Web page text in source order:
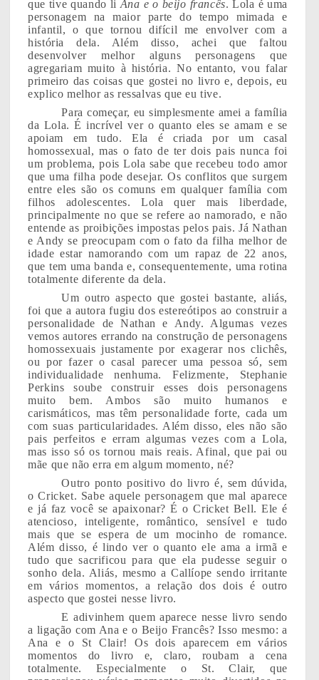
que tive quando li Ana e o beijo francês. Lola é uma
personagem na maior parte do tempo mimada e
infantil, o que tornou difícil me envolver com a
história dela. Além disso, achei que faltou
desenvolver melhor alguns personagens que
agregariam muito à história. No entanto, vou falar
primeiro das coisas que gostei no livro e, depois, eu
explico melhor as ressalvas que eu tive.
Para começar, eu simplesmente amei a família
da Lola. É incrível ver o quanto eles se amam e se
apoiam em tudo. Ela é criada por um casal
homossexual, mas o fato de ter dois pais nunca foi
um problema, pois Lola sabe que recebeu todo amor
que uma filha pode desejar. Os conflitos que surgem
entre eles são os comuns em qualquer família com
filhos adolescentes. Lola quer mais liberdade,
principalmente no que se refere ao namorado, e não
entende as proibições impostas pelos pais. Já Nathan
e Andy se preocupam com o fato da filha melhor de
idade estar namorando com um rapaz de 22 anos,
que tem uma banda e, consequentemente, uma rotina
totalmente diferente da dela.
Um outro aspecto que gostei bastante, aliás,
foi que a autora fugiu dos estereótipos ao construir a
personalidade de Nathan e Andy. Algumas vezes
vemos autores errando na construção de personagens
homossexuais justamente por exagerar nos clichês,
ou por fazer o casal parecer uma pessoa só, sem
individualidade nenhuma. Felizmente, Stephanie
Perkins soube construir esses dois personagens
muito bem. Ambos são muito humanos e
carismáticos, mas têm personalidade forte, cada um
com suas particularidades. Além disso, eles não são
pais perfeitos e erram algumas vezes com a Lola,
mas isso só os tornou mais reais. Afinal, que pai ou
mãe que não erra em algum momento, né?
Outro ponto positivo do livro é, sem dúvida,
o Cricket. Sabe aquele personagem que mal aparece
e já faz você se apaixonar? É o Cricket Bell. Ele é
atencioso, inteligente, romântico, sensível e tudo
mais que se espera de um mocinho de romance.
Além disso, é lindo ver o quanto ele ama a irmã e
tudo que sacrificou para que ela pudesse seguir o
sonho dela. Aliás, mesmo a Callíope sendo irritante
em vários momentos, a relação dos dois é outro
aspecto que gostei nesse livro.
E adivinhem quem aparece nesse livro sendo
a ligação com Ana e o Beijo Francês? Isso mesmo: a
Ana e o St Clair! Os dois aparecem em vários
momentos do livro e, claro, roubam a cena
totalmente. Especialmente o St. Clair, que